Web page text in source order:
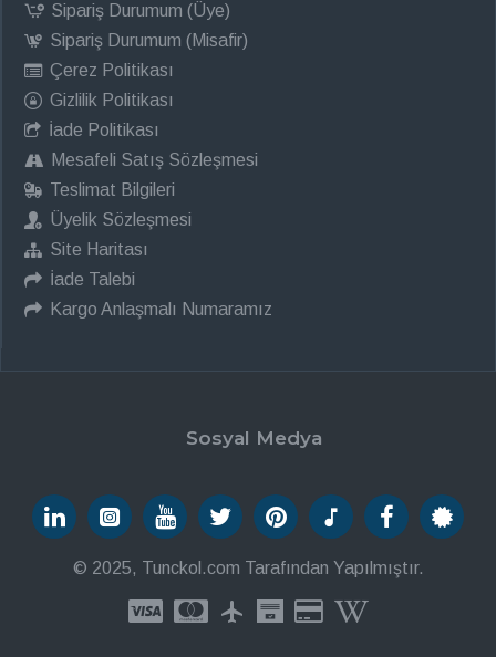
Sipariş Durumum (Üye)
Sipariş Durumum (Misafir)
Çerez Politikası
Gizlilik Politikası
İade Politikası
Mesafeli Satış Sözleşmesi
Teslimat Bilgileri
Üyelik Sözleşmesi
Site Haritası
İade Talebi
Kargo Anlaşmalı Numaramız
Sosyal Medya
© 2025, Tunckol.com Tarafından Yapılmıştır.